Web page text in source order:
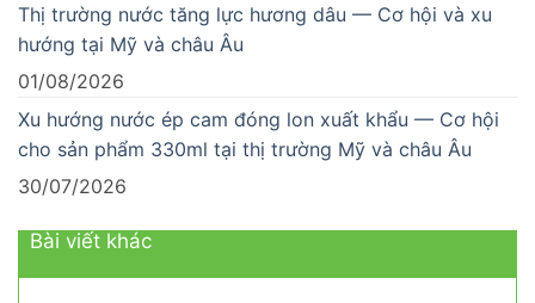
Thị trường nước tăng lực hương dâu — Cơ hội và xu
hướng tại Mỹ và châu Âu
01/08/2026
Xu hướng nước ép cam đóng lon xuất khẩu — Cơ hội
cho sản phẩm 330ml tại thị trường Mỹ và châu Âu
30/07/2026
Bài viết khác